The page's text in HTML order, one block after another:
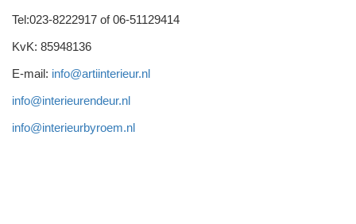
Tel:023-8222917 of 06-51129414
KvK: 85948136
E-mail: info@artiinterieur.nl
info@interieurendeur.nl
info@interieurbyroem.nl